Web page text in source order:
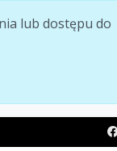
lub dostępu do